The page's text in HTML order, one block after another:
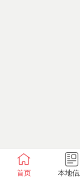
首页 本地